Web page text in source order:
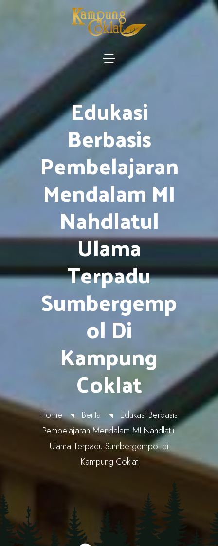
Edukasi
Berbasis
Pembelajaran
Mendalam MI
Nahdlatul
Ulama
Terpadu
Sumbergemp
Ol Di
Kampung
Coklat
Home Berita
Edukasi Berbasis
Pembelajaran Mendalam MI Nahdlatul
Ulama Terpadu Sumbergempol di
Kampung Coklat